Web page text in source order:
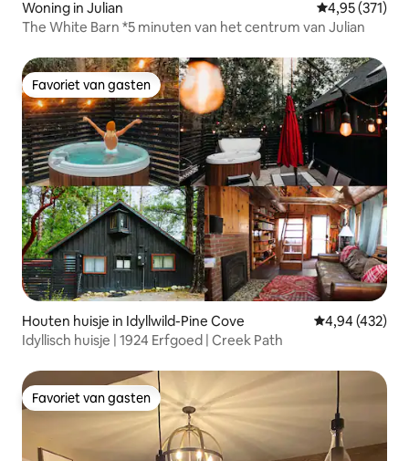
Woning in Julian Gemiddelde
4,95 (371)
The White Barn *5 minuten van het centrum van Julian
Favoriet van gasten
Favoriet van gasten
Houten huisje in Idyllwild-Pine Cove Gemiddelde
4,94 (432)
Idyllisch huisje | 1924 Erfgoed | Creek Path
Favoriet van gasten
Favoriet van gasten